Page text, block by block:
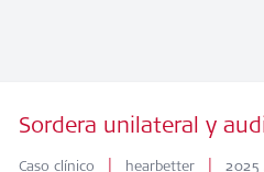
Sordera unilateral y
Caso clínico | hearbetter | 2025